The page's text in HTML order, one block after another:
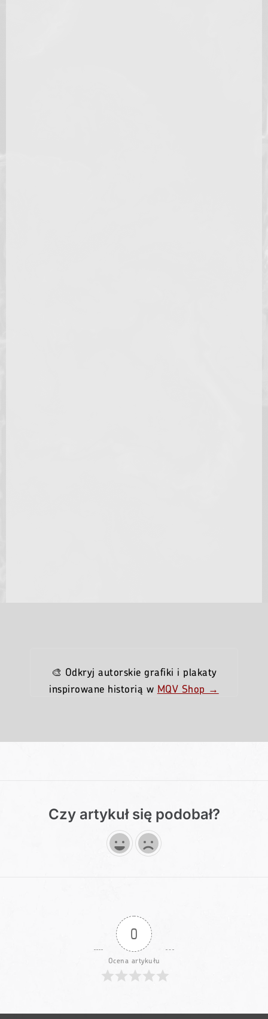
🎨 Odkryj autorskie grafiki i plakaty
inspirowane historią w MQV Shop →
Czy artykuł się podobał?
0
Ocena artykułu